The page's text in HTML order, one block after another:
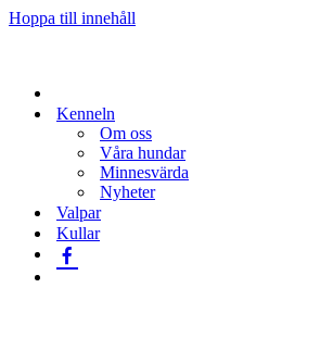
Hoppa till innehåll
Kenneln
Om oss
Våra hundar
Minnesvärda
Nyheter
Valpar
Kullar